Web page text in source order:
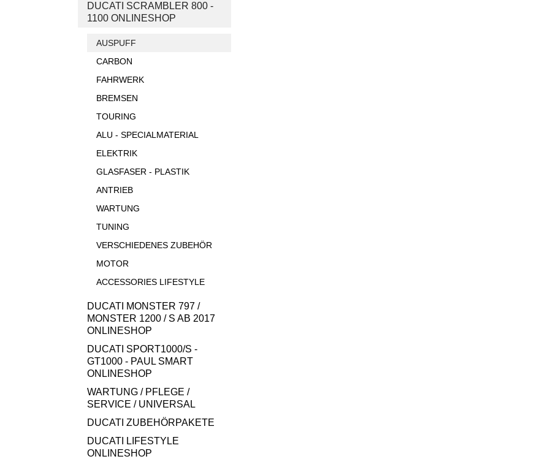
DUCATI SCRAMBLER 800 -
1100 ONLINESHOP
AUSPUFF
CARBON
FAHRWERK
BREMSEN
TOURING
ALU - SPECIALMATERIAL
ELEKTRIK
GLASFASER - PLASTIK
ANTRIEB
WARTUNG
TUNING
VERSCHIEDENES ZUBEHÖR
MOTOR
ACCESSORIES LIFESTYLE
DUCATI MONSTER 797 /
MONSTER 1200 / S AB 2017
ONLINESHOP
DUCATI SPORT1000/S -
GT1000 - PAUL SMART
ONLINESHOP
WARTUNG / PFLEGE /
SERVICE / UNIVERSAL
DUCATI ZUBEHÖRPAKETE
DUCATI LIFESTYLE
ONLINESHOP